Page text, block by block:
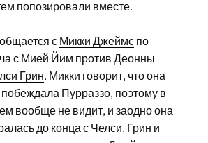
попозировали вместе.
с Микки Джеймспо
с Мией Йим против Деонны
Грин. Микки говорит, что она
Пурраззо, поэтому в
вообще не видит, и заодно она
до конца с Челси. Грин и